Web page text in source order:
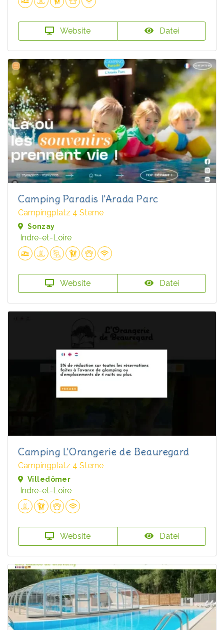
Website Datei
Camping Paradis l'Arada Parc
Campingplatz 4 Sterne
Sonzay
Indre-et-Loire
Website Datei
Camping L'Orangerie de Beauregard
Campingplatz 4 Sterne
Villedômer
Indre-et-Loire
Website Datei